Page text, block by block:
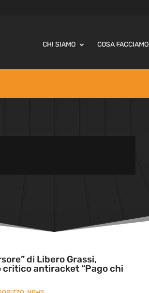
CHI SIAMO COSA FACCIAMO
di Libero Grassi,
antiracket “Pago chi